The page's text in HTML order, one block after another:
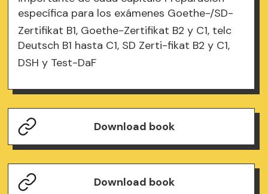
específica para los exámenes Goethe-/SD-
Zertifikat B1, Goethe-Zertifikat B2 y C1, telc
Deutsch B1 hasta C1, SD Zerti-fikat B2 y C1,
DSH y Test-DaF
Download book
Download book